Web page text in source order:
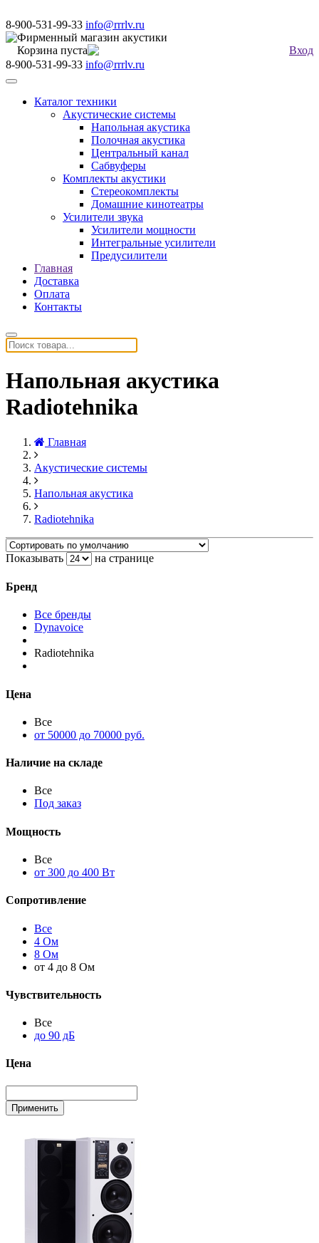
8-900-531-99-33 info@rrrlv.ru
Фирменный магазин акустики
Корзина пуста
Вход
8-900-531-99-33 info@rrrlv.ru
Меню
Каталог техники
Акустические системы
Напольная акустика
Полочная акустика
Центральный канал
Сабвуферы
Комплекты акустики
Стереокомплекты
Домашние кинотеатры
Усилители звука
Усилители мощности
Интегральные усилители
Предусилители
Главная
Доставка
Оплата
Контакты
Напольная акустика
Radiotehnika
Главная
Акустические системы
Напольная акустика
Radiotehnika
Показывать на странице
Бренд
Все бренды
Dynavoice
Radiotehnika
Цена
Все
от 50000 до 70000 руб.
Наличие на складе
Все
Под заказ
Мощность
Все
от 300 до 400 Вт
Сопротивление
Все
4 Ом
8 Ом
от 4 до 8 Ом
Чувствительность
Все
до 90 дБ
Цена